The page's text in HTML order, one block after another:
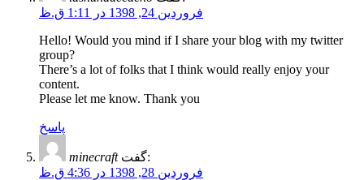
فروردین 24, 1398 در 1:11 ق.ظ
Hello! Would you mind if I share your blog with my twitter
group?
There’s a lot of folks that I think would really enjoy your
content.
Please let me know. Thank you
پاسخ
minecraft
گفت:
فروردین 28, 1398 در 4:36 ق.ظ